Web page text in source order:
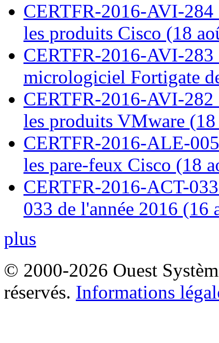
CERTFR-2016-AVI-
les produits Cisco (18
CERTFR-2016-AVI-
micrologiciel Fortigate
CERTFR-2016-AVI-
les produits VMware
CERTFR-2016-ALE-
les pare-feux Cisco (18
CERTFR-2016-ACT-
033 de l'année 2016 (16
plus
© 2000-2026 Ouest
réservés. Informations